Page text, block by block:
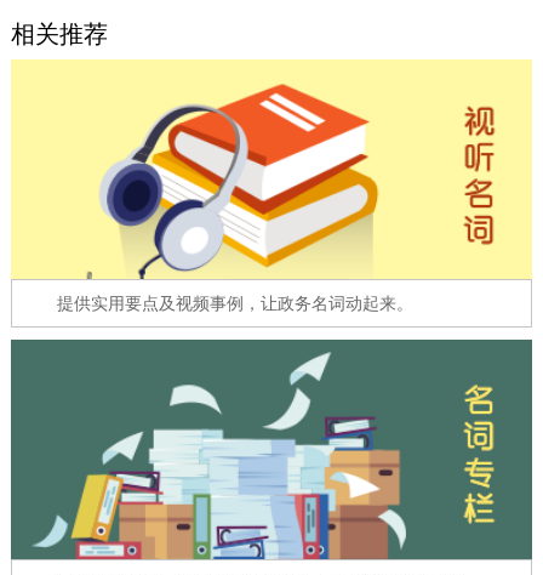
便民服务
阳光政务
政民互动
12345网上接诉即办 我要咨询 我要建议
参与调查 在线访谈
十六区概览 人文北京
绿色北京 图说北京 视频北京
多语种
相关推荐
提供实用要点及视频事例，让政务名词动起来。